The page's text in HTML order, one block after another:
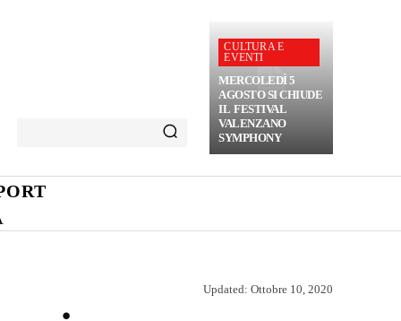
CULTURA E
EVENTI
MERCOLEDÌ 5
AGOSTO SI CHIUDE
IL FESTIVAL
VALENZANO
SYMPHONY
Updated: Ottobre 10, 2020